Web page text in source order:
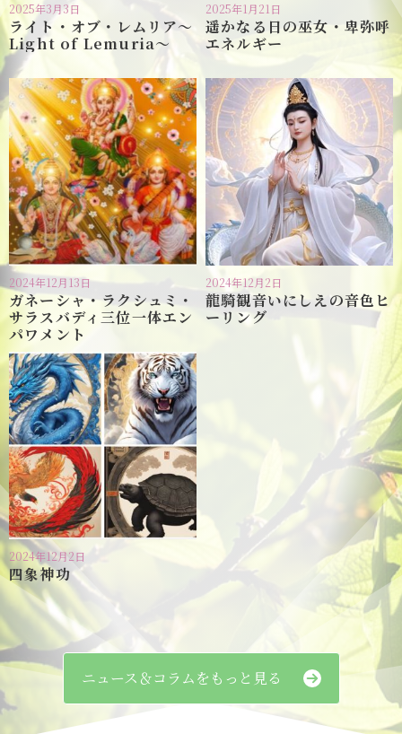
2025年3月3日
ライト・オブ・レムリア〜
Light of Lemuria〜
2025年1月21日
遥かなる日の巫女・卑弥呼
エネルギー
2024年12月13日
ガネーシャ・ラクシュミ・
サラスバディ三位一体エン
パワメント
2024年12月2日
龍騎観音いにしえの音色ヒ
ーリング
2024年12月2日
四象神功
ニュース＆コラムをもっと見る